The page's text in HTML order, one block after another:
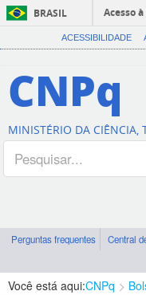
BRASIL
Acesso
ACESSIBILIDADE
CNPq
MINISTÉRIO DA CIÊNCIA,
Perguntas frequentes Central
Você está aqui:CNPq